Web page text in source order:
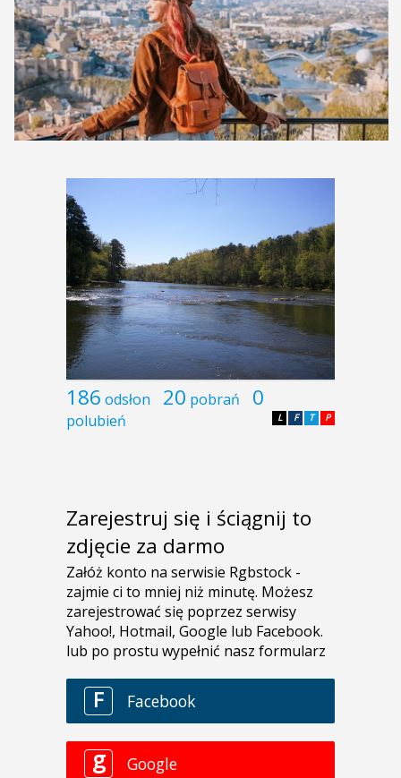
186 odsłon 20 pobrań 0
polubień P
T
F
L
Zarejestruj się i ściągnij to
zdjęcie za darmo